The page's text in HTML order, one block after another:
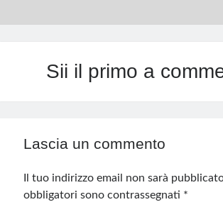
Sii il primo a
Lascia un commento
Il tuo indirizzo email non sarà
obbligatori sono contrassegnati *